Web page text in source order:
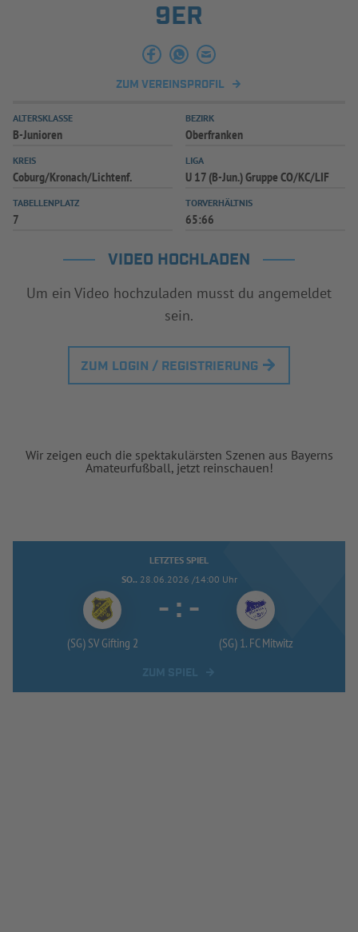
9ER
ZUM VEREINSPROFIL
ALTERSKLASSE
B-Junioren
BEZIRK
Oberfranken
KREIS
Coburg/Kronach/Lichtenf.
LIGA
U 17 (B-Jun.) Gruppe CO/KC/LIF
TABELLENPLATZ
7
TORVERHÄLTNIS
65:66
VIDEO HOCHLADEN
Um ein Video hochzuladen musst du angemeldet
sein.
ZUM LOGIN / REGISTRIERUNG
Wir zeigen euch die spektakulärsten Szenen aus Bayerns
Amateurfußball, jetzt reinschauen!
LETZTES SPIEL
SO.. 28.06.2026 /14:00 Uhr
(SG) SV Gifting 2
- : -
(SG) 1. FC Mitwitz